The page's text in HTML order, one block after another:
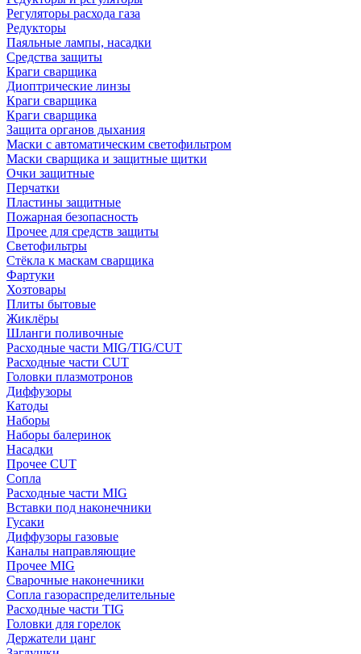
Регуляторы расхода газа
Редукторы
Паяльные лампы, насадки
Средства защиты
Краги сварщика
Диоптрические линзы
Краги сварщика
Краги сварщика
Защита органов дыхания
Маски с автоматическим светофильтром
Маски сварщика и защитные щитки
Очки защитные
Перчатки
Пластины защитные
Пожарная безопасность
Прочее для средств защиты
Светофильтры
Стёкла к маскам сварщика
Фартуки
Хозтовары
Плиты бытовые
Жиклёры
Шланги поливочные
Расходные части MIG/TIG/CUT
Расходные части CUT
Головки плазмотронов
Диффузоры
Катоды
Наборы
Наборы балеринок
Насадки
Прочее CUT
Сопла
Расходные части MIG
Вставки под наконечники
Гусаки
Диффузоры газовые
Каналы направляющие
Прочее MIG
Сварочные наконечники
Сопла газораспределительные
Расходные части TIG
Головки для горелок
Держатели цанг